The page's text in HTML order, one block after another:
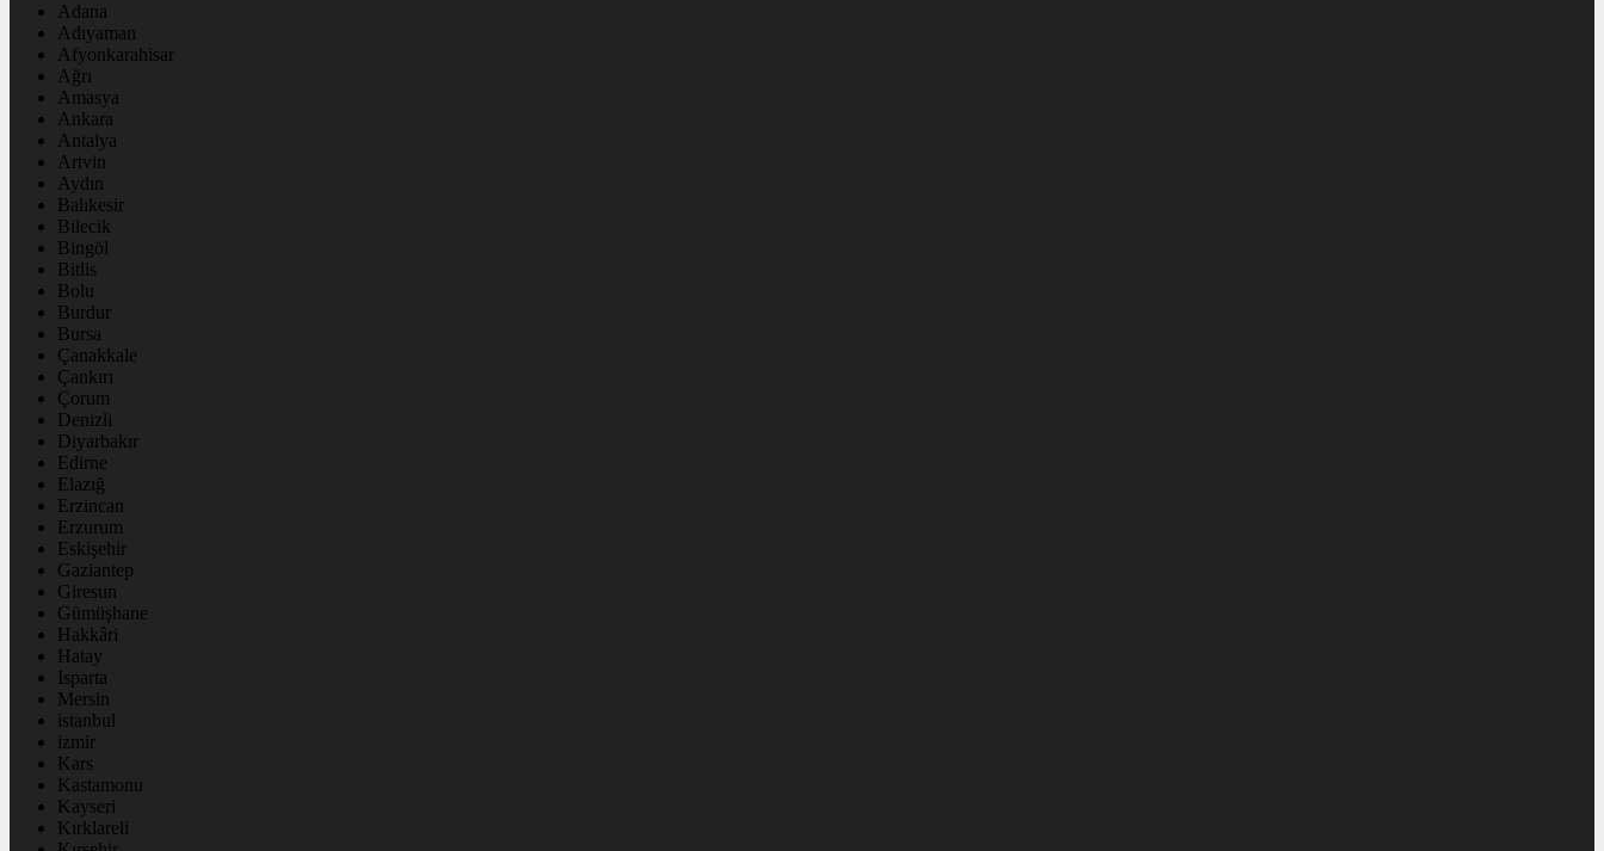
Adana
Adıyaman
Afyonkarahisar
Ağrı
Amasya
Ankara
Antalya
Artvin
Aydın
Balıkesir
Bilecik
Bingöl
Bitlis
Bolu
Burdur
Bursa
Çanakkale
Çankırı
Çorum
Denizli
Diyarbakır
Edirne
Elazığ
Erzincan
Erzurum
Eskişehir
Gaziantep
Giresun
Gümüşhane
Hakkâri
Hatay
Isparta
Mersin
istanbul
izmir
Kars
Kastamonu
Kayseri
Kırklareli